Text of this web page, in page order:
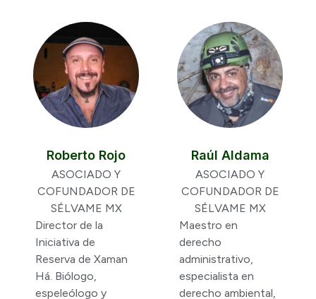
Roberto Rojo
ASOCIADO Y
COFUNDADOR DE
SÉLVAME MX
Director de la
Iniciativa de
Reserva de Xaman
Há. Biólogo,
espeleólogo y
Raúl Aldama
ASOCIADO Y
COFUNDADOR DE
SÉLVAME MX
Maestro en
derecho
administrativo,
especialista en
derecho ambiental,